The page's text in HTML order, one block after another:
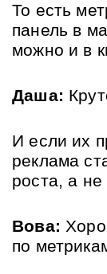
То есть
панель в
можно и в
Даша:
И если их
реклама
роста, а
Вова:
по